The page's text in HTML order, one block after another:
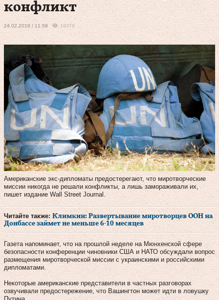
конфликт
24.02.2018 / 11:59 19378
Американские экс-дипломаты предостерегают, что миротворческие
миссии никогда не решали конфликты, а лишь замораживали их,
пишет издание Wall Street Journal.
Читайте также: Климкин: Развертывание миротворцев ООН на
Донбассе займет не меньше 6-10 месяцев
Газета напоминает, что на прошлой неделе на Мюнхенской сфере
безопасности конференции чиновники США и НАТО обсуждали вопрос
размещения миротворческой миссии с украинскими и российскими
дипломатами.
Некоторые американские представители в частных разговорах
озвучивали предостережение, что Вашингтон может идти в ловушку